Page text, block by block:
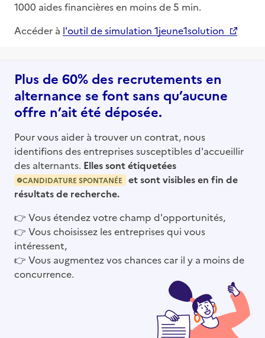
1000 aides financières en moins de 5 min.
Accéder à l'outil de simulation 1jeune1solution
Plus de 60% des recrutements en
alternance se font sans qu’aucune
offre n’ait été déposée.
Pour vous aider à trouver un contrat, nous
identifions des entreprises susceptibles d'accueillir
des alternants. Elles sont étiquetées
CANDIDATURE SPONTANÉE
et sont visibles en fin de
résultats de recherche.
👉 Vous étendez votre champ d'opportunités,
👉 Vous choisissez les entreprises qui vous
intéressent,
👉 Vous augmentez vos chances car il y a moins de
concurrence.